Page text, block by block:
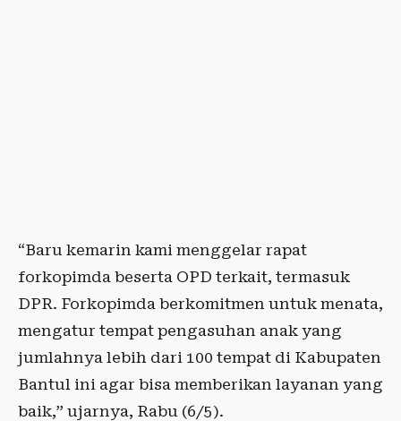
“Baru kemarin kami menggelar rapat
forkopimda beserta OPD terkait, termasuk
DPR. Forkopimda berkomitmen untuk menata,
mengatur tempat pengasuhan anak yang
jumlahnya lebih dari 100 tempat di Kabupaten
Bantul ini agar bisa memberikan layanan yang
baik,” ujarnya, Rabu (6/5).